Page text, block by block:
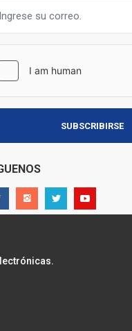
SUBSCRIBIRSE